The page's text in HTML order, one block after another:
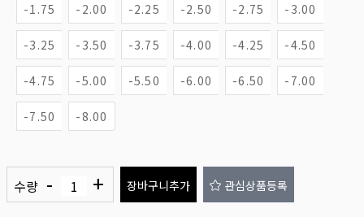
-1.75 -2.00 -2.25 -2.50 -2.75 -3.00
-3.25 -3.50 -3.75 -4.00 -4.25 -4.50
-4.75 -5.00 -5.50 -6.00 -6.50 -7.00
-7.50 -8.00
수량 - + 장바구니추가 관심상품등록